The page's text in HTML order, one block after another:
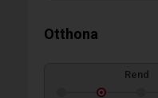
Otthona
Rend